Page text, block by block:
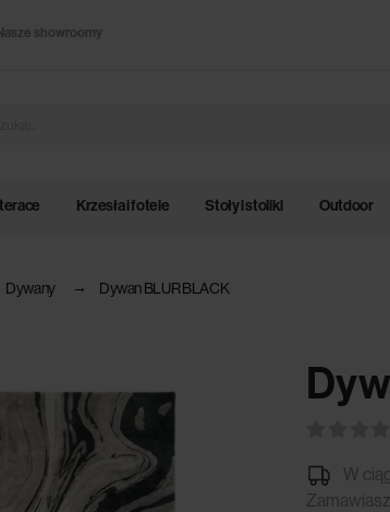
showroomy
Krzesła i fotele Stoły i stoliki Outdoor
Dywany Dywan BLUR BLACK
W